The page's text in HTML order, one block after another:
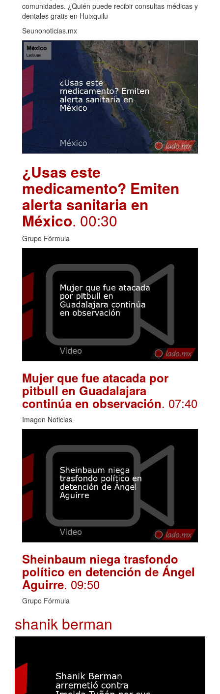
comunidades. ¿Quién puede recibir consultas médicas y
dentales gratis en Huixquilu
Seunonoticias.mx
¿Usas este
medicamento? Emiten
alerta sanitaria en
México. 00:30
Grupo Fórmula
Mujer que fue atacada por
pitbull en Guadalajara
continúa en observación. 07:40
Imagen Noticias
Sheinbaum niega trasfondo
político en detención de Ángel
Aguirre. 09:50
Grupo Fórmula
shanik berman